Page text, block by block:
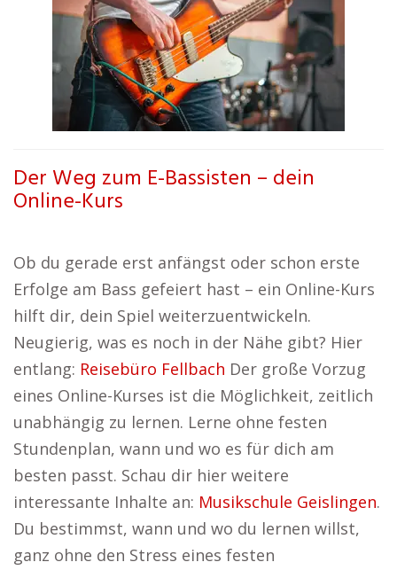
Der Weg zum E-Bassisten – dein
Online-Kurs
Ob du gerade erst anfängst oder schon erste
Erfolge am Bass gefeiert hast – ein Online-Kurs
hilft dir, dein Spiel weiterzuentwickeln.
Neugierig, was es noch in der Nähe gibt? Hier
entlang: Reisebüro Fellbach Der große Vorzug
eines Online-Kurses ist die Möglichkeit, zeitlich
unabhängig zu lernen. Lerne ohne festen
Stundenplan, wann und wo es für dich am
besten passt. Schau dir hier weitere
interessante Inhalte an: Musikschule Geislingen.
Du bestimmst, wann und wo du lernen willst,
ganz ohne den Stress eines festen